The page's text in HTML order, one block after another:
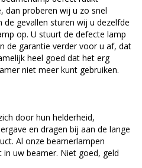
dan proberen wij u zo snel
de gevallen sturen wij u dezelfde
op. U stuurt de defecte lamp
de garantie verder voor u af, dat
heel goed dat het erg
niet meer kunt gebruiken.
door hun helderheid,
en dragen bij aan de lange
Al onze beamerlampen
uw beamer. Niet goed, geld